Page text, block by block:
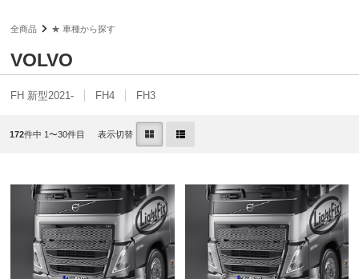
全商品 ★ 車種から探す
VOLVO
FH 新型2021- FH4 FH3
172件中 1〜30件目 表示切替